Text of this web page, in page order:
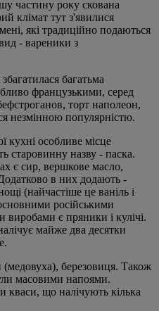
частину року скована
клімат тут з'явилися
які традиційно подаються
- вареники з
багатьма
французькими, серед
торт наполеон,
незмінною популярністю.
кухні особливе місце
старовинну назву - паска.
є сир, вершкове масло,
в них додають -
(найчастіше це ваніль і
російськими
є пряники і кулічі.
майже два десятки
березовиця. Також
масовими напоями.
що налічують кілька